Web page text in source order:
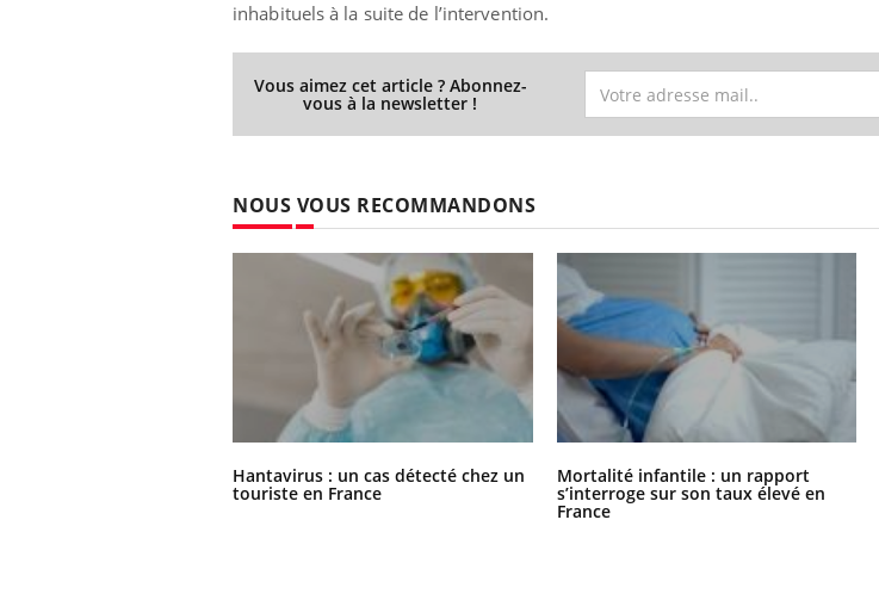
inhabituels à la suite de l’intervention.
Vous aimez cet article ? Abonnez-
vous à la newsletter !
NOUS VOUS RECOMMANDONS
Hantavirus : un cas détecté chez un
touriste en France
Mortalité infantile : un rapport
s’interroge sur son taux élevé en
France
Fatigue, irritabilité, brouillard mental ou
En 2026, l'insuline dans le diabète de type 2
patients comme parfois chez les soignants.